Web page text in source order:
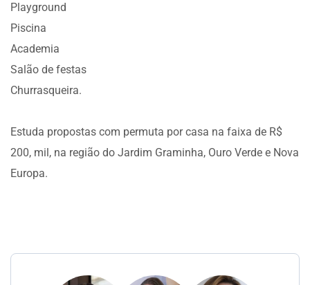
Playground
Piscina
Academia
Salão de festas
Churrasqueira.
Estuda propostas com permuta por casa na faixa de R$
200, mil, na região do Jardim Graminha, Ouro Verde e Nova
Europa.